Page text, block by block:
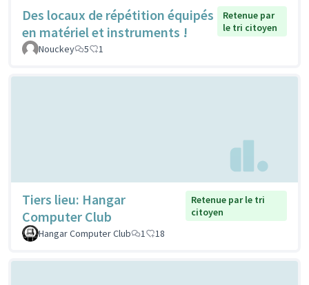
Des locaux de répétition équipés
en matériel et instruments !
Retenue par
le tri citoyen
Nouckey
5 1
Tiers lieu: Hangar
Computer Club
Retenue par le tri
citoyen
Hangar Computer Club
1 18